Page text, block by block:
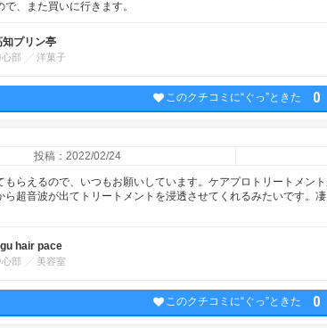
、また買いに行きます。
知プリン亭
心部 洋菓子
このクチコミに“ぐっ”ときた 0
投稿：2022/02/24
もらえるので、いつもお願いしています。ケアプロトリートメン
ら超音波が出てトリートメントを浸透させてくれるみたいです。
hair pace
心部 美容室
このクチコミに“ぐっ”ときた 0